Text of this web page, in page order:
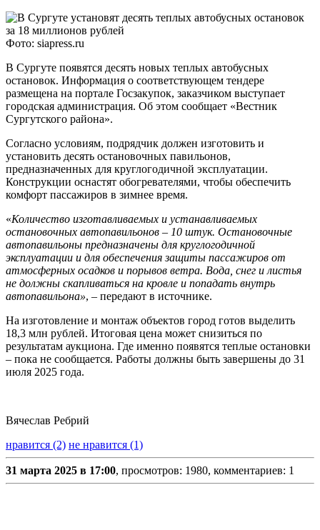
Фото: siapress.ru
В Сургуте появятся десять новых теплых автобусных
остановок. Информация о соответствующем тендере
размещена на портале Госзакупок, заказчиком выступает
городская администрация. Об этом сообщает «Вестник
Сургутского района».
Согласно условиям, подрядчик должен изготовить и
установить десять остановочных павильонов,
предназначенных для круглогодичной эксплуатации.
Конструкции оснастят обогревателями, чтобы обеспечить
комфорт пассажиров в зимнее время.
«Количество изготавливаемых и устанавливаемых
остановочных автопавильонов – 10 штук. Остановочные
автопавильоны предназначены для круглогодичной
эксплуатации и для обеспечения защиты пассажиров от
атмосферных осадков и порывов ветра. Вода, снег и листья
не должны скапливаться на кровле и попадать внутрь
автопавильона», – передают в источнике.
На изготовление и монтаж объектов город готов выделить
18,3 млн рублей. Итоговая цена может снизиться по
результатам аукциона. Где именно появятся теплые остановки
– пока не сообщается. Работы должны быть завершены до 31
июля 2025 года.
Вячеслав Ребрий
нравится (2) не нравится (1)
31 марта 2025 в 17:00, просмотров: 1980, комментариев: 1